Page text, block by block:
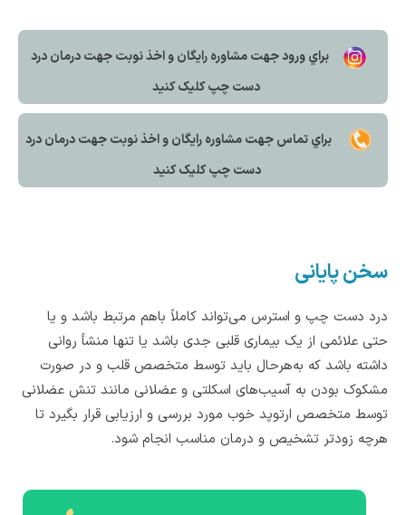
براي ورود جهت مشاوره رايگان و اخذ نوبت جهت درمان درد
دست چپ کليک کنيد
براي تماس جهت مشاوره رايگان و اخذ نوبت جهت درمان درد
دست چپ کليک کنيد
سخن پایانی
درد دست چپ و استرس می‌تواند کاملاً باهم مرتبط باشد و یا
حتی علائمی از یک بیماری قلبی جدی باشد یا تنها منشأ روانی
داشته باشد که به‌هرحال باید توسط متخصص قلب و در صورت
مشکوک بودن به آسیب‌های اسکلتی و عضلانی مانند تنش عضلانی
توسط متخصص ارتوپد خوب مورد بررسی و ارزیابی قرار بگیرد تا
هرچه زودتر تشخیص و درمان مناسب انجام شود.